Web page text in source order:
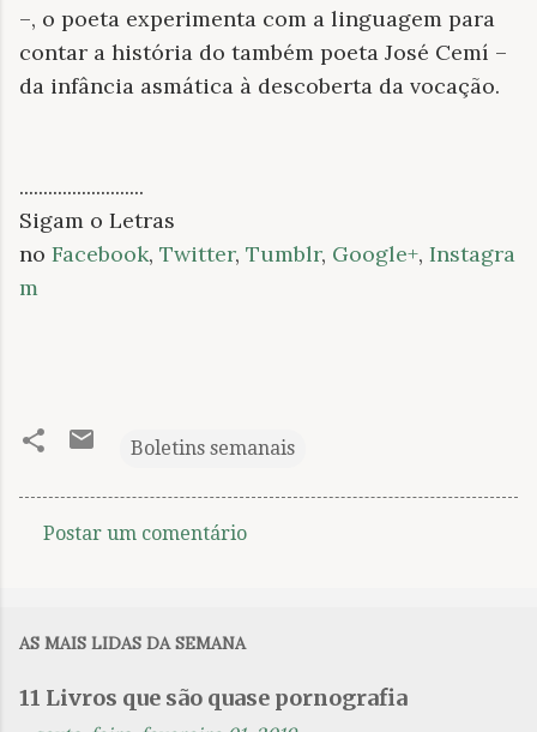
–, o poeta experimenta com a linguagem para
contar a história do também poeta José Cemí –
da infância asmática à descoberta da vocação.
..........................
Sigam o Letras
no Facebook, Twitter, Tumblr, Google+, Instagra
m
Boletins semanais
n
t
Postar um comentário
AS MAIS LIDAS DA SEMANA
11 Livros que são quase pornografia